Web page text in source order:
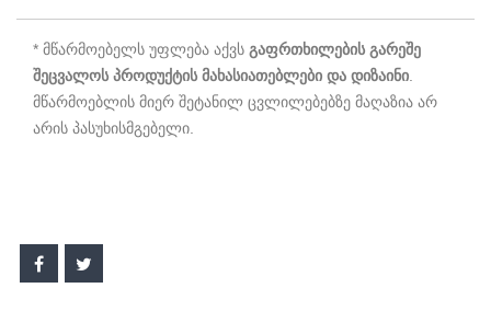
* მწარმოებელს უფლება აქვს გაფრთხილების გარეშე
შეცვალოს პროდუქტის მახასიათებლები და დიზაინი
მწარმოებლის მიერ შეტანილ ცვლილებებზე მაღაზია არ
არის პასუხისმგებელი.